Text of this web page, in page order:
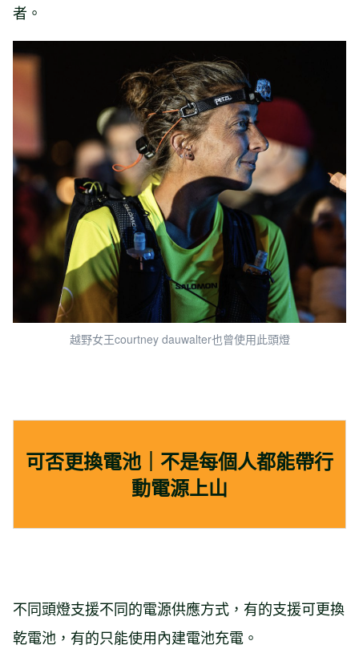
者。
越野女王courtney dauwalter也曾使用此頭燈
可否更換電池｜不是每個人都能帶行
動電源上山
不同頭燈支援不同的電源供應方式，有的支援可更換
乾電池，有的只能使用內建電池充電。